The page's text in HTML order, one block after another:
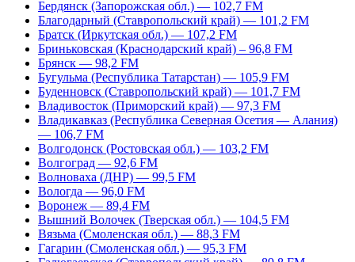
Бердянск (Запорожская обл.) — 102,7 FM
Благодарный (Ставропольский край) — 101,2 FM
Братск (Иркутская обл.) — 107,2 FM
Бриньковская (Краснодарский край) – 96,8 FM
Брянск — 98,2 FM
Бугульма (Республика Татарстан) — 105,9 FM
Буденновск (Ставропольский край) — 101,7 FM
Владивосток (Приморский край) — 97,3 FM
Владикавказ (Республика Северная Осетия — Алания)
— 106,7 FM
Волгодонск (Ростовская обл.) — 103,2 FM
Волгоград — 92,6 FM
Волноваха (ДНР) — 99,5 FM
Вологда — 96,0 FM
Воронеж — 89,4 FM
Вышний Волочек (Тверская обл.) — 104,5 FM
Вязьма (Смоленская обл.) — 88,3 FM
Гагарин (Смоленская обл.) — 95,3 FM